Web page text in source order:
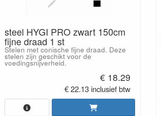
steel HYGI PRO zwart 150cm
fijne draad 1 st
Stelen met conische fijne draad. Deze
stelen zijn geschikt voor de
voedingsnijverheid.
€ 18.29
€ 22.13 inclusief btw